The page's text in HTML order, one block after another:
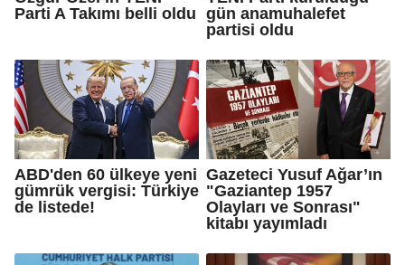
Parti A Takımı belli oldu gün anamuhalefet
partisi oldu
ABD'den 60 ülkeye yeni
gümrük vergisi: Türkiye
de listede!
Gazeteci Yusuf Ağar’ın
"Gaziantep 1957
Olayları ve Sonrası"
kitabı yayımladı